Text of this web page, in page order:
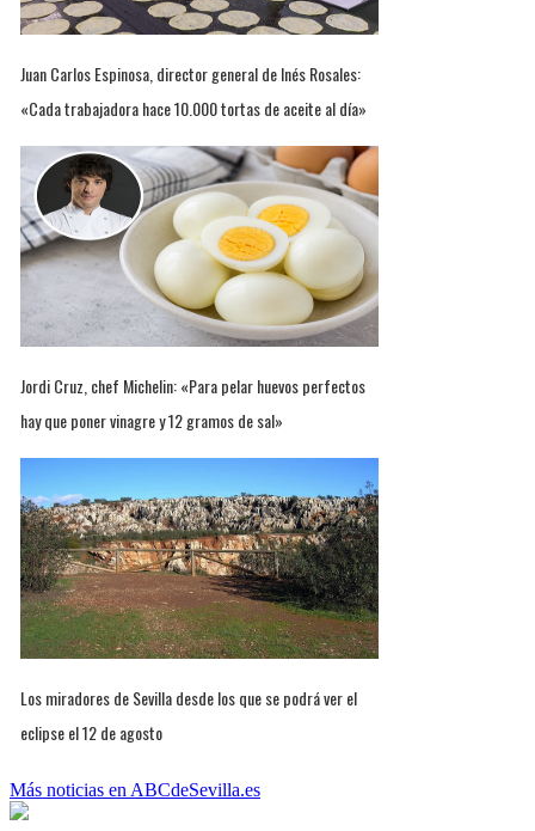
Juan Carlos Espinosa, director general de Inés Rosales:
«Cada trabajadora hace 10.000 tortas de aceite al día»
Jordi Cruz, chef Michelin: «Para pelar huevos perfectos
hay que poner vinagre y 12 gramos de sal»
Los miradores de Sevilla desde los que se podrá ver el
eclipse el 12 de agosto
Más noticias en ABCdeSevilla.es